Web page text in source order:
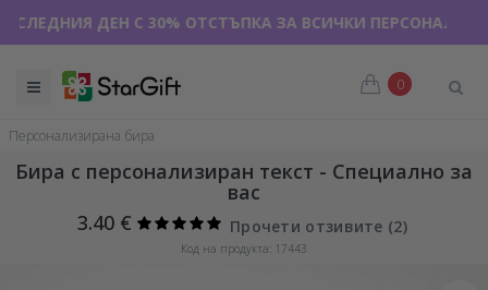
ДЕН С 30% ОТСТЪПКА ЗА ВСИЧКИ
0
Персонализирана бира
Бира с персонализиран текст - Специално за
вас
3.40 €
Прочети отзивите (2)
Код на продукта: 17443